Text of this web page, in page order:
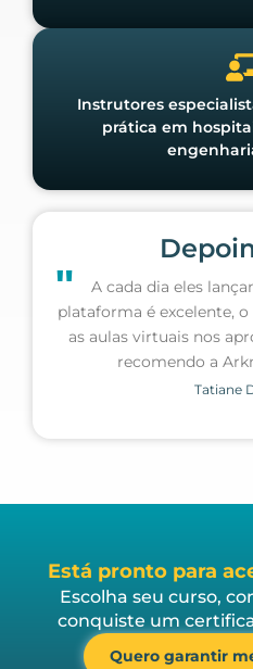
Instrutores
prática em
"
A cada dia eles
plataforma é excelente,
as aulas virtuais nos
recomendo a
Tatiane
Está pronto para
Escolha seu curso,
conquiste um
Quero garantir